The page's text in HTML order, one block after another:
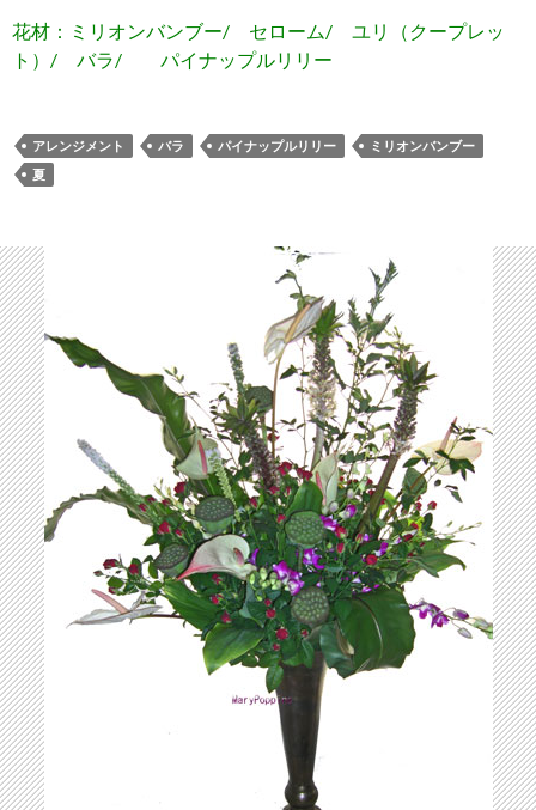
花材：ミリオンバンブー/ セローム/ ユリ（クープレッ
ト）/ バラ/ パイナップルリリー
アレンジメント バラ パイナップルリリー
ミリオンバンブー
夏